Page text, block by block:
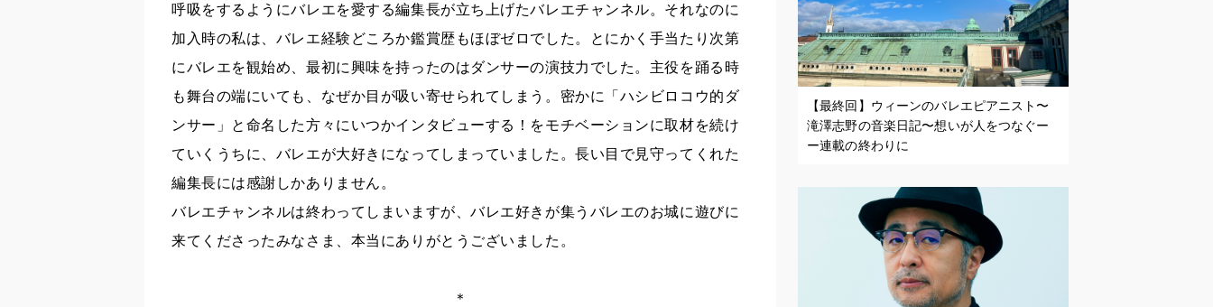
呼吸をするようにバレエを愛する編集長が立ち上げたバレエチャンネル。それなのに
加入時の私は、バレエ経験どころか鑑賞歴もほぼゼロでした。とにかく手当たり次第
にバレエを観始め、最初に興味を持ったのはダンサーの演技力でした。主役を踊る時
も舞台の端にいても、なぜか目が吸い寄せられてしまう。密かに「ハシビロコウ的ダ
ンサー」と命名した方々にいつかインタビューする！をモチベーションに取材を続け
ていくうちに、バレエが大好きになってしまっていました。長い目で見守ってくれた
編集長には感謝しかありません。
バレエチャンネルは終わってしまいますが、バレエ好きが集うバレエのお城に遊びに
来てくださったみなさま、本当にありがとうございました。
＊
【最終回】ウィーンのバレエピアニスト〜
滝澤志野の音楽日記〜想いが人をつなぐー
ー連載の終わりに